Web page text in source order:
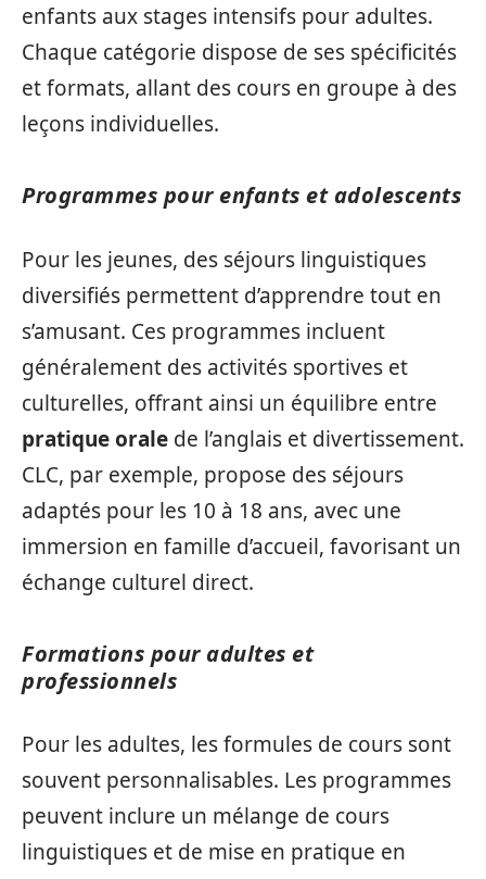
enfants aux stages intensifs pour adultes.
Chaque catégorie dispose de ses spécificités
et formats, allant des cours en groupe à des
leçons individuelles.
Programmes pour enfants et adolescents
Pour les jeunes, des séjours linguistiques
diversifiés permettent d’apprendre tout en
s’amusant. Ces programmes incluent
généralement des activités sportives et
culturelles, offrant ainsi un équilibre entre
pratique orale de l’anglais et divertissement.
CLC, par exemple, propose des séjours
adaptés pour les 10 à 18 ans, avec une
immersion en famille d’accueil, favorisant un
échange culturel direct.
Formations pour adultes et
professionnels
Pour les adultes, les formules de cours sont
souvent personnalisables. Les programmes
peuvent inclure un mélange de cours
linguistiques et de mise en pratique en